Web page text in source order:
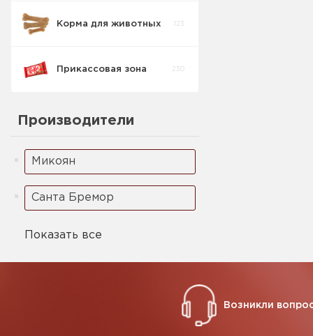
Корма для животных 123
Прикассовая зона 230
Производители
Микоян
Санта Бремор
Показать все
Возникли